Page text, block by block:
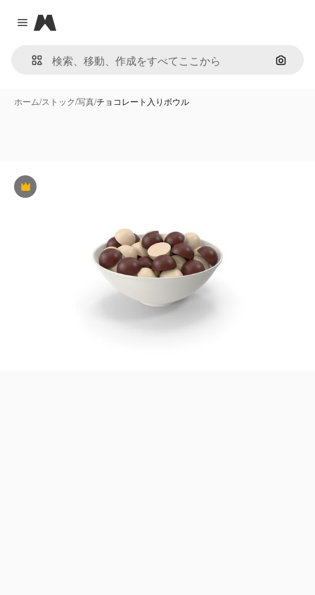
Close menu
Magnific
画像で
ホーム/ストック/写真/チョコレート入りボウル
Premium